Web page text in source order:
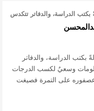
الدراسة، والدفاتر تتكدس
بكتب الدراسة، والدفاتر
وسعيٌ لكسب الدرجات
على التمرة فصيغت